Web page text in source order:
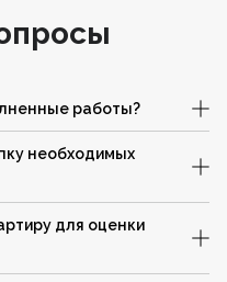
работы?
необходимых
для оценки